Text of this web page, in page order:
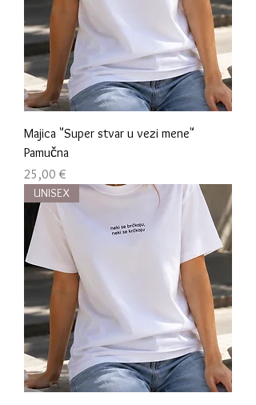
Majica "Super stvar u vezi mene"
Pamučna
Cijena
25,00 €
UNISEX